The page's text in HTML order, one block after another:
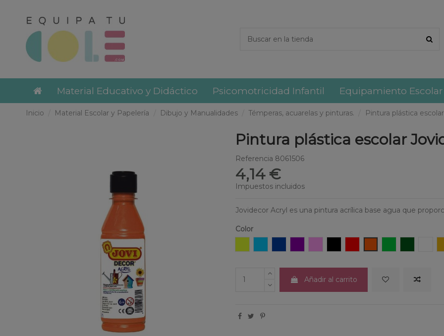
Material Educativo y Didáctico Psicomotricidad Infantil Equipamiento Escolar
Inicio Material Escolar y Papelería Dibujo y Manualidades Témperas, acuarelas y pinturas. Pintura plástica
Pintura plástica escolar
Referencia 8061506
4,14 €
Impuestos incluidos
Jovidecor Acryl es una pintura acrílica base agua que
Color
Añadir al carrito